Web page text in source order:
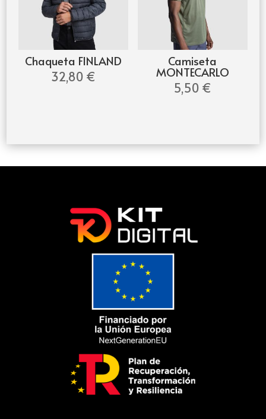
Chaqueta FINLAND
32,80 €
Camiseta
MONTECARLO
5,50 €